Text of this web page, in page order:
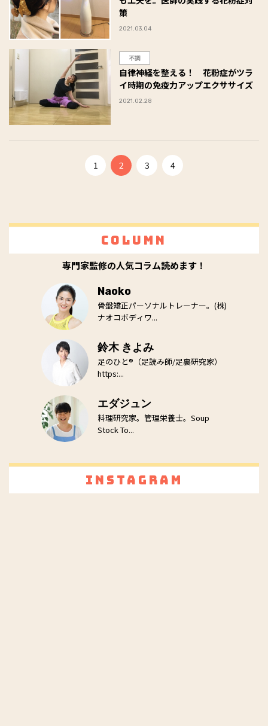
策
2021.03.04
不調
自律神経を整える！ 花粉症がツラ
イ時期の免疫力アップエクササイズ
2021.02.28
1 2 3 4
Column
専門家監修の人気コラム読めます！
Naoko
骨盤矯正パーソナルトレーナー。(株)
ナオコボディワ...
鈴木 きよみ
足のひと®（足読み師/足裏研究家）
https:...
エダジュン
料理研究家。管理栄養士。Soup
Stock To...
Instagram